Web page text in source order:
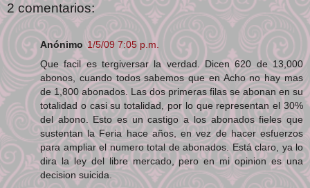
2 comentarios:
Anónimo 1/5/09 7:05 p.m.
Que facil es tergiversar la verdad. Dicen 620 de 13,000
abonos, cuando todos sabemos que en Acho no hay mas
de 1,800 abonados. Las dos primeras filas se abonan en su
totalidad o casi su totalidad, por lo que representan el 30%
del abono. Esto es un castigo a los abonados fieles que
sustentan la Feria hace años, en vez de hacer esfuerzos
para ampliar el numero total de abonados. Está claro, ya lo
dira la ley del libre mercado, pero en mi opinion es una
decision suicida.